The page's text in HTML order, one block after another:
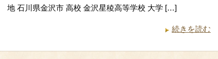
地 石川県金沢市 高校 金沢星稜高等学校 大学 […]
続きを読む